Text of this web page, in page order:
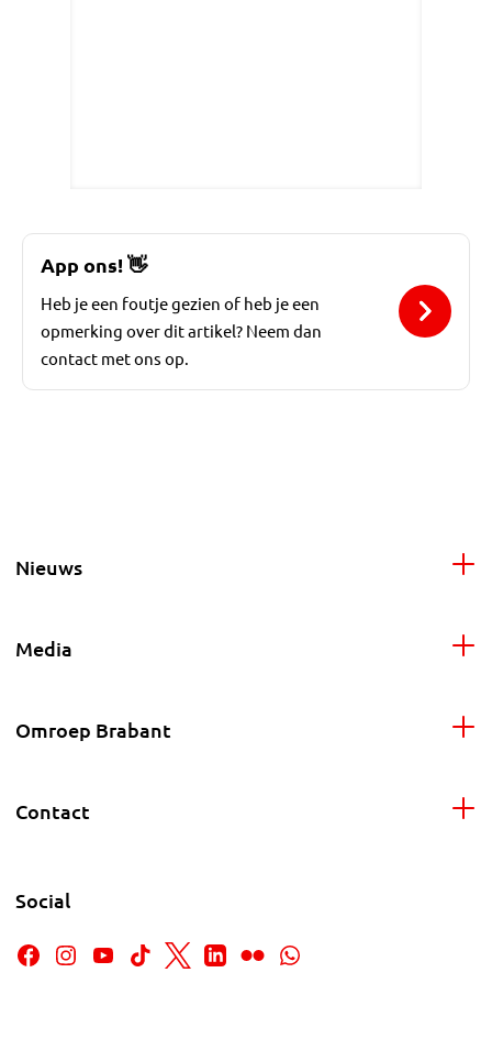
App ons! 👋
Heb je een foutje gezien of heb je een
opmerking over dit artikel? Neem dan
contact met ons op.
Nieuws
Media
Omroep Brabant
Contact
Social